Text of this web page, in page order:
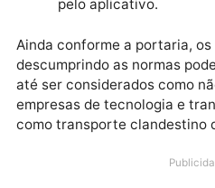
acordo com a
Proibição da
o de LED, ou a
retrovisor central
a utilização de QR
pelo aplicativo.